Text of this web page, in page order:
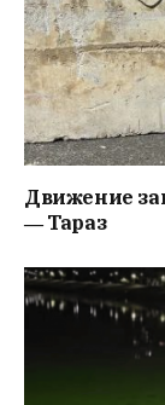
Движение
― Тараз